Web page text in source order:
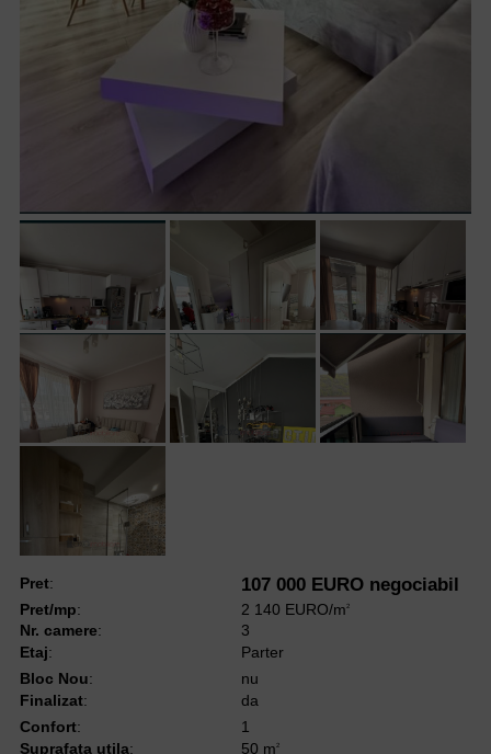
Pret: 107 000 EURO negociabil
Pret/mp: 2 140 EURO/m2
Nr. camere:
3
Etaj:
Parter
Bloc Nou:
nu
Finalizat:
da
Confort:
1
Suprafata utila: 50 m2